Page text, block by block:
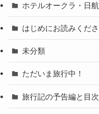
ホテルオークラ・日
はじめにお読みくだ
未分類
ただいま旅行中！
旅行記の予告編と目次